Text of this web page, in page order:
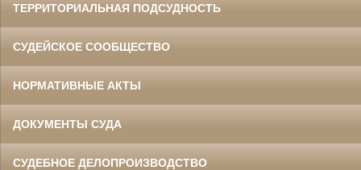
ТЕРРИТОРИАЛЬНАЯ ПОДСУДНОСТЬ
СУДЕЙСКОЕ СООБЩЕСТВО
НОРМАТИВНЫЕ АКТЫ
ДОКУМЕНТЫ СУДА
СУДЕБНОЕ ДЕЛОПРОИЗВОДСТВО